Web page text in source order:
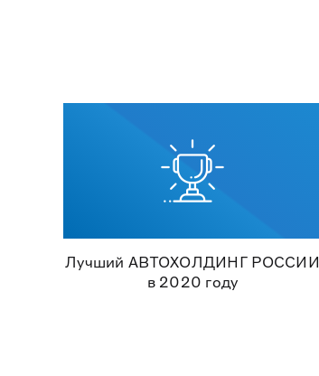
Лучший АВТОХОЛДИНГ РОССИИ
в 2020 году